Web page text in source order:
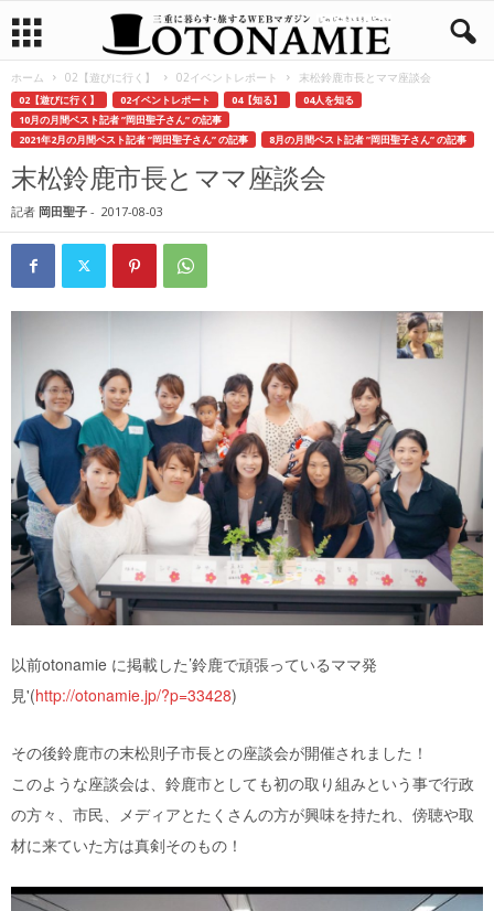
ホーム 02【遊びに行く】 02イベントレポート 末松鈴鹿市長とママ座談会
02【遊びに行く】 02イベントレポート 04【知る】
04人を知る
10月の月間ベスト記者 ”岡田聖子さん” の記事
2021年2月の月間ベスト記者 ”岡田聖子さん” の記事
8月の月間ベスト記者 ”岡田聖子さん” の記事
末松鈴鹿市長とママ座談会
記者 岡田聖子 - 2017-08-03
以前otonamie に掲載した’鈴鹿で頑張っているママ発
見'(http://otonamie.jp/?p=33428)
その後鈴鹿市の末松則子市長との座談会が開催されました！
このような座談会は、鈴鹿市としても初の取り組みという事で行政
の方々、市民、メディアとたくさんの方が興味を持たれ、傍聴や取
材に来ていた方は真剣そのもの！